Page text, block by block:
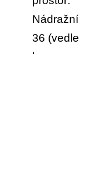
Nádražní
36 (vedle
baru